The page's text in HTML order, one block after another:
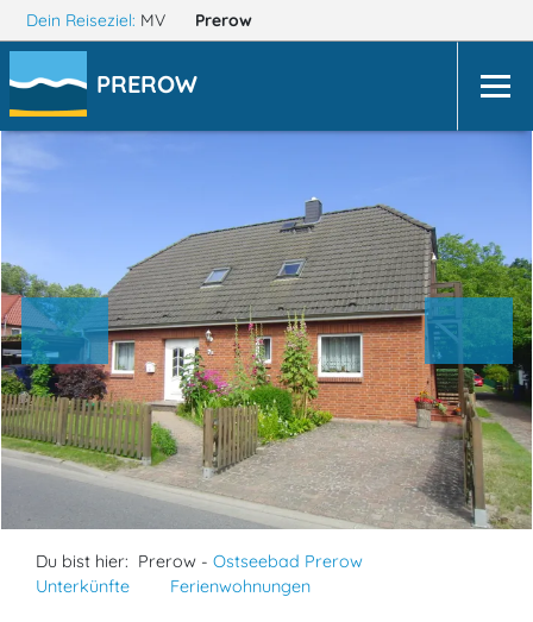
Dein Reiseziel: MV Prerow
PREROW
Du bist hier: Prerow - Ostseebad Prerow
Unterkünfte
Ferienwohnungen